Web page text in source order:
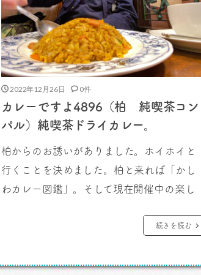
2022年12月26日 0件
カレーですよ4896（柏 純喫茶コン
パル）純喫茶ドライカレー。
柏からのお誘いがありました。ホイホイと
行くことを決めました。柏と来れば「かし
わカレー図鑑」。そして現在開催中の楽し
エスト2022」です。 カレーですよ。
お誘いをいただいたんですよ。 「カシワカ
続きを読む